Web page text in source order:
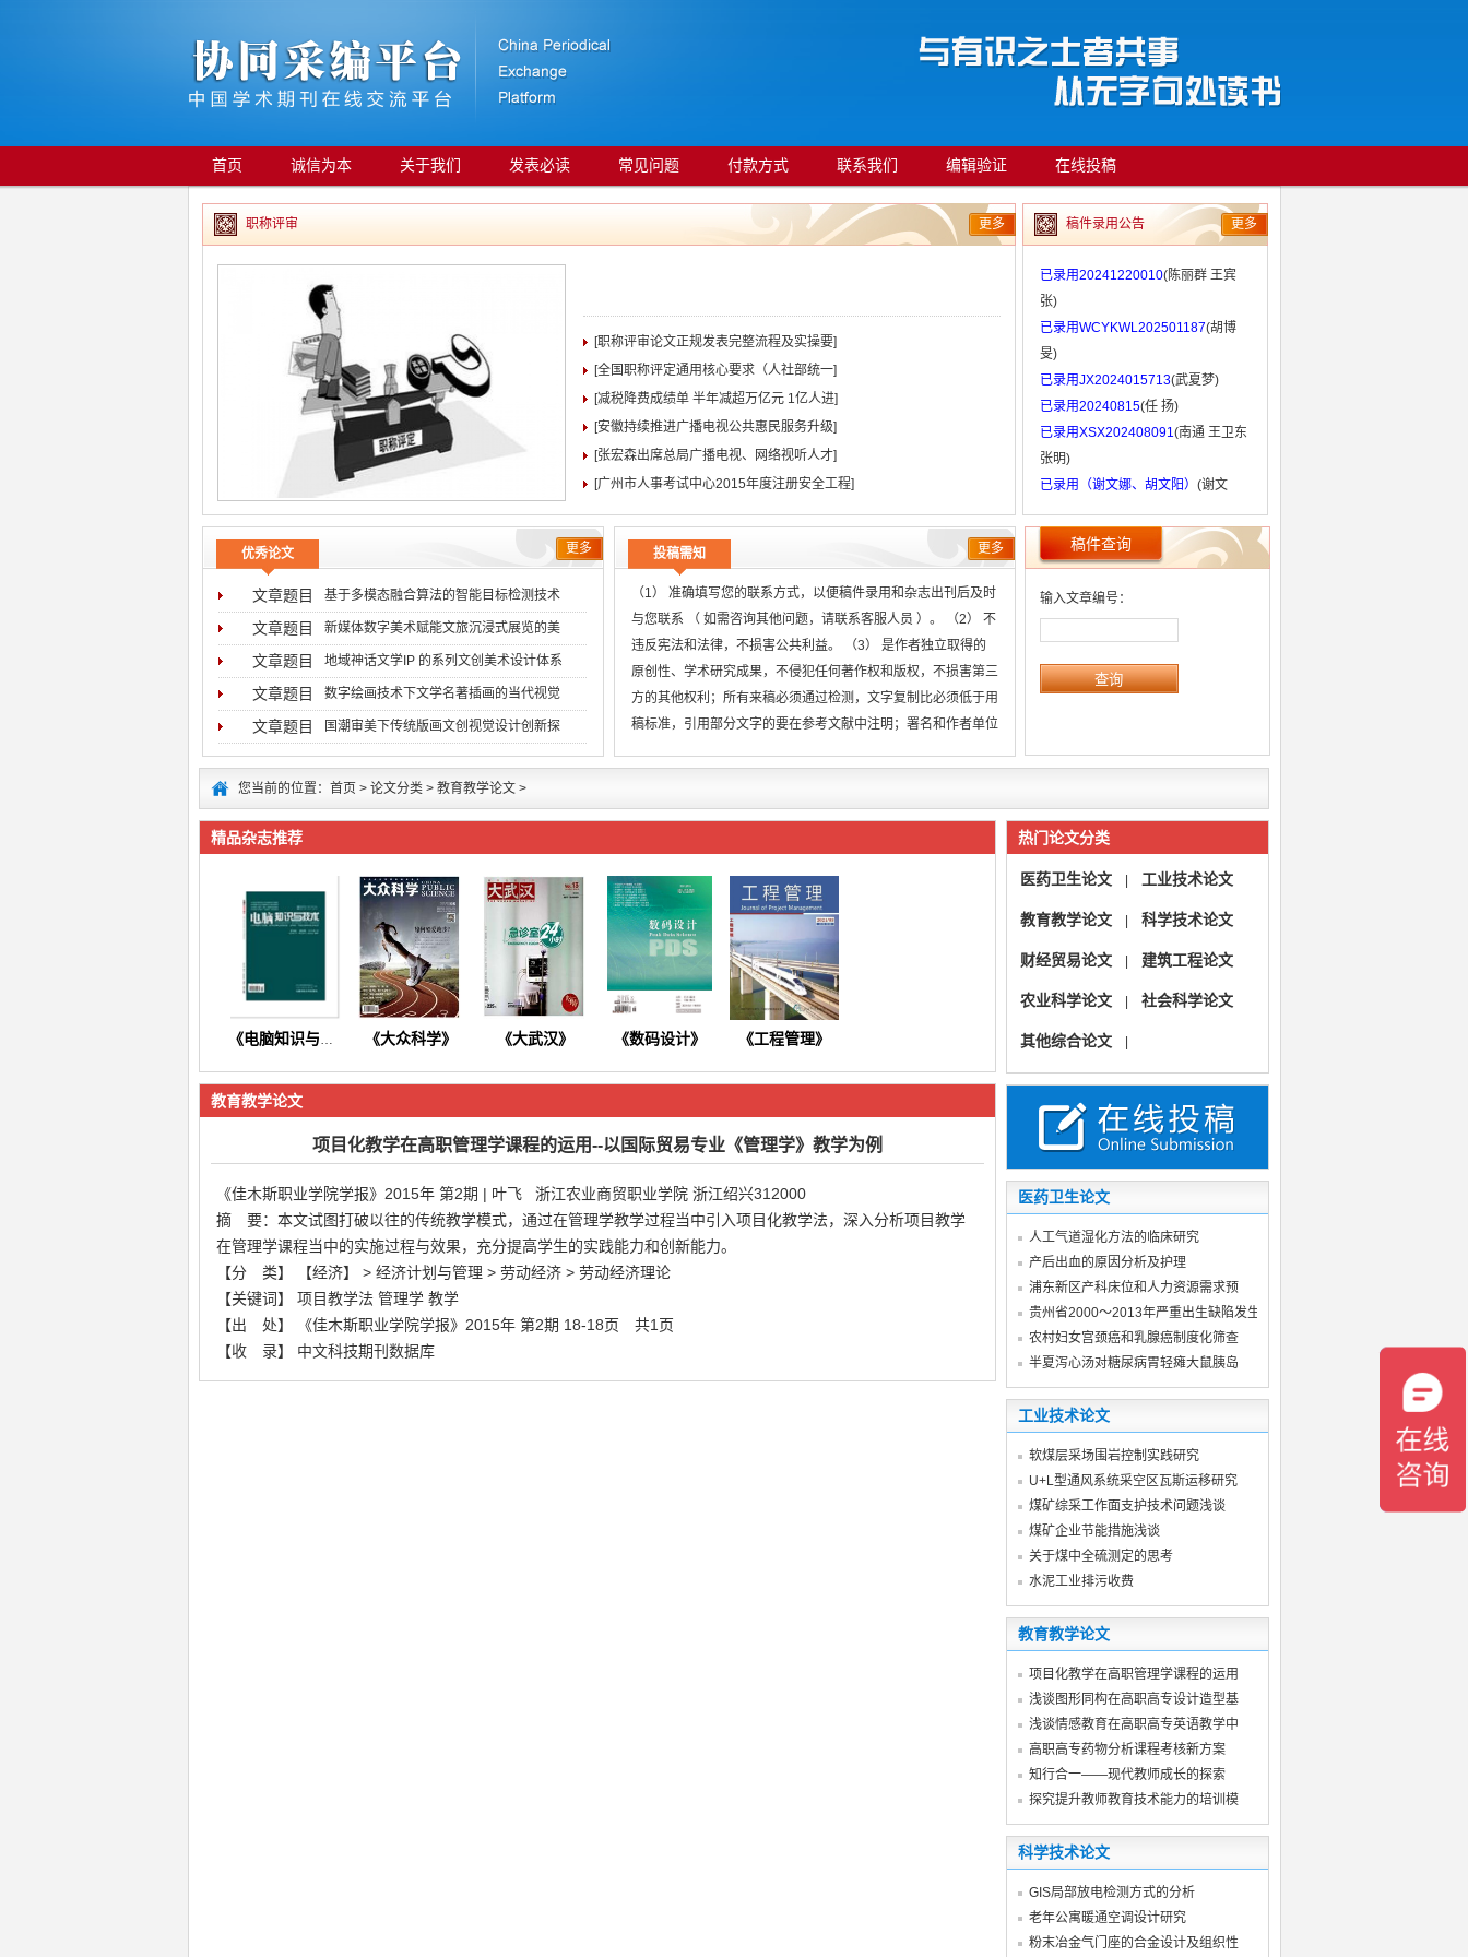
首页 诚信为本 关于我们 发表必读 常见问题 付款方式 联系我们 编辑验证 在线投稿
职称评审 更多
[职称评审论文正规发表完整流程及实操要]
[全国职称评定通用核心要求（人社部统一]
[减税降费成绩单 半年减超万亿元 1亿人进]
[安徽持续推进广播电视公共惠民服务升级]
[张宏森出席总局广播电视、网络视听人才]
[广州市人事考试中心2015年度注册安全工程]
稿件录用公告 更多
已录用20241220010(陈丽群 王宾
张)
已录用WCYKWL202501187(胡博
旻)
已录用JX2024015713(武夏梦)
已录用20240815(任 扬)
已录用XSX202408091(南通 王卫东
张明)
已录用（谢文娜、胡文阳） (谢文
娜、胡文阳)
已录用ZGJZYNJ2024072602
(乔德
山)
已录用ZGJZYNJ2024072601
优秀论文 更多
基于多模态融合算法的智能目标检测技术
文章题目
新媒体数字美术赋能文旅沉浸式展览的美
文章题目
地域神话文学IP 的系列文创美术设计体系
文章题目
数字绘画技术下文学名著插画的当代视觉
文章题目
国潮审美下传统版画文创视觉设计创新探
文章题目
投稿需知 更多
（1） 准确填写您的联系方式，以便稿件录用和杂志出刊后及时
与您联系 （ 如需咨询其他问题，请联系客服人员 ）。 （2） 不
违反宪法和法律，不损害公共利益。 （3） 是作者独立取得的
原创性、学术研究成果，不侵犯任何著作权和版权，不损害第三
方的其他权利；所有来稿必须通过检测，文字复制比必须低于用
稿标准，引用部分文字的要在参考文献中注明；署名和作者单位
稿件查询
输入文章编号：
您当前的位置： 首页 > 论文分类> 教育教学论文>
精品杂志推荐
《电脑知识与技术》 《大众科学》 《大武汉》 《数码设计》 《工程管理》
《东方养生》 《今日财富》 《今日健康》 《商情》 《软件》
教育教学论文
项目化教学在高职管理学课程的运用--以国际贸易专业《管理学》教学为例
《佳木斯职业学院学报》2015年 第2期 | 叶飞 浙江农业商贸职业学院 浙江绍兴312000
摘 要：本文试图打破以往的传统教学模式，通过在管理学教学过程当中引入项目化教学法，深入分析项目教学
在管理学课程当中的实施过程与效果，充分提高学生的实践能力和创新能力。
【分 类】 【经济】 > 经济计划与管理 > 劳动经济 > 劳动经济理论
【关键词】 项目教学法 管理学 教学
【出 处】 《佳木斯职业学院学报》2015年 第2期 18-18页 共1页
【收 录】 中文科技期刊数据库
热门论文分类
医药卫生论文 工业技术论文
教育教学论文 科学技术论文
财经贸易论文 建筑工程论文
农业科学论文 社会科学论文
其他综合论文
医药卫生论文
人工气道湿化方法的临床研究
产后出血的原因分析及护理
浦东新区产科床位和人力资源需求预
贵州省2000～2013年严重出生缺陷发生率
农村妇女宫颈癌和乳腺癌制度化筛查
半夏泻心汤对糖尿病胃轻瘫大鼠胰岛
工业技术论文
软煤层采场围岩控制实践研究
U+L型通风系统采空区瓦斯运移研究
煤矿综采工作面支护技术问题浅谈
煤矿企业节能措施浅谈
关于煤中全硫测定的思考
水泥工业排污收费
教育教学论文
项目化教学在高职管理学课程的运用
浅谈图形同构在高职高专设计造型基
浅谈情感教育在高职高专英语教学中
高职高专药物分析课程考核新方案
知行合一——现代教师成长的探索
探究提升教师教育技术能力的培训模
科学技术论文
GIS局部放电检测方式的分析
老年公寓暖通空调设计研究
粉末冶金气门座的合金设计及组织性